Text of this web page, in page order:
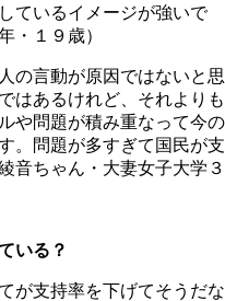
ているイメージが強いで
・１９歳）
の言動が原因ではないと思
はあるけれど、それよりも
や問題が積み重なって今の
。問題が多すぎて国民が支
音ちゃん・大妻女子大学３
いる？
が支持率を下げてそうだな